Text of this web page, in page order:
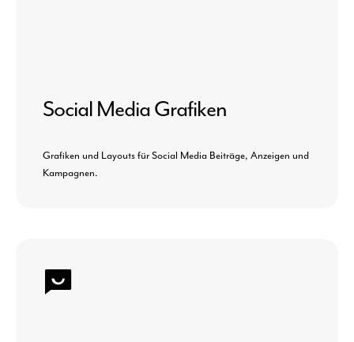
Social Media Grafiken
Grafiken und Layouts für Social Media Beiträge, Anzeigen und
Kampagnen.